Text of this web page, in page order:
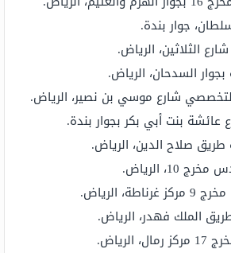
جوار بندة.
شارع الثلاثين، الرياض.
بجوار السدحان، الرياض.
شارع موسي بن نصير، الرياض.
عائشة بنت أبي بكر بجوار بندة.
طريق صلاح الدين، الرياض.
الرياض.
الرياض.
الملك فهدر، الرياض.